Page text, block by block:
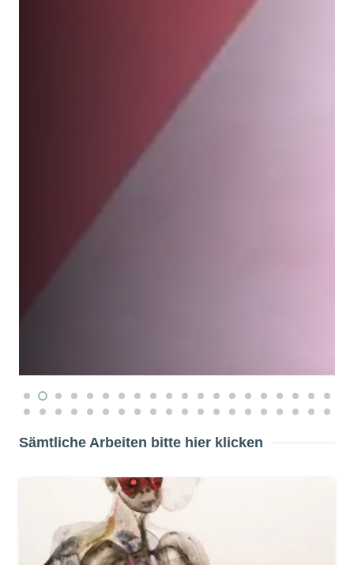
Sämtliche Arbeiten bitte hier klicken